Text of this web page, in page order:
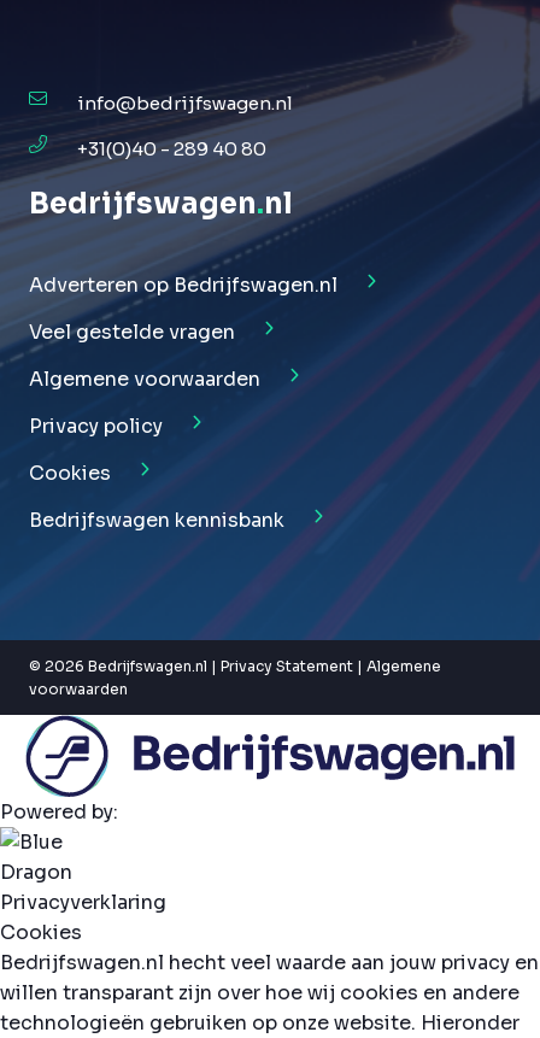
info@bedrijfswagen.nl
+31(0)40 - 289 40 80
Bedrijfswagen.nl
Adverteren op Bedrijfswagen.nl
Veel gestelde vragen
Algemene voorwaarden
Privacy policy
Cookies
Bedrijfswagen kennisbank
© 2026 Bedrijfswagen.nl | Privacy Statement | Algemene
voorwaarden
Powered by:
Privacyverklaring
Cookies
Bedrijfswagen.nl hecht veel waarde aan jouw privacy en
willen transparant zijn over hoe wij cookies en andere
technologieën gebruiken op onze website. Hieronder